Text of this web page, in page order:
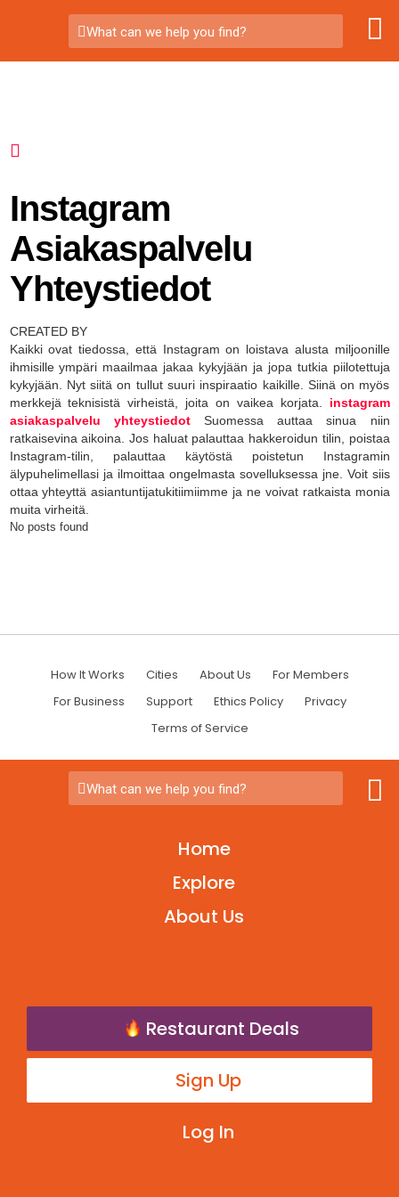
What can we help you find?
Instagram
Asiakaspalvelu
Yhteystiedot
CREATED BY
Kaikki ovat tiedossa, että Instagram on loistava alusta miljoonille
ihmisille ympäri maailmaa jakaa kykyjään ja jopa tutkia piilotettuja
kykyjään. Nyt siitä on tullut suuri inspiraatio kaikille. Siinä on myös
merkkejä teknisistä virheistä, joita on vaikea korjata. instagram
asiakaspalvelu yhteystiedotSuomessa auttaa sinua niin
ratkaisevina aikoina. Jos haluat palauttaa hakkeroidun tilin, poistaa
Instagram-tilin, palauttaa käytöstä poistetun Instagramin
älypuhelimellasi ja ilmoittaa ongelmasta sovelluksessa jne. Voit siis
ottaa yhteyttä asiantuntijatukitiimiimme ja ne voivat ratkaista monia
muita virheitä.
No posts found
How It Works Cities About Us
For Members
For Business
Support Ethics Policy
Privacy
Terms of Service
What can we help you find?
Home
Explore
About Us
Restaurant Deals
Sign Up
Log In